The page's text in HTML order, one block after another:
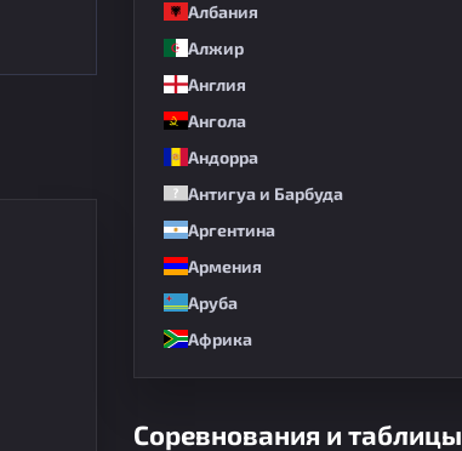
Албания
Алжир
Англия
Ангола
Андорра
Антигуа и Барбуда
Аргентина
Армения
Аруба
Африка
Соревнования и таблицы